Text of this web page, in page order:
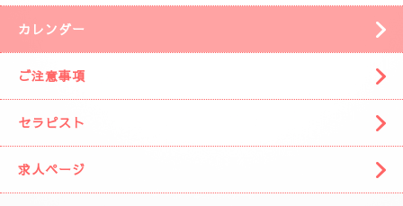
カレンダー
ご注意事項
セラピスト
求人ページ